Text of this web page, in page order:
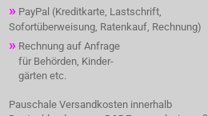
» PayPal (Kreditkarte, Lastschrift,
Sofortüberweisung, Ratenkauf, Rechnung)
» Rechnung auf Anfrage
für Behörden, Kinder-
gärten etc.
Pauschale Versandkosten innerhalb